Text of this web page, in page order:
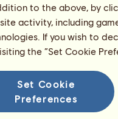
to the above, by
activity, including
If you wish to
the “Set Cookie
Set Cookie
Preferences